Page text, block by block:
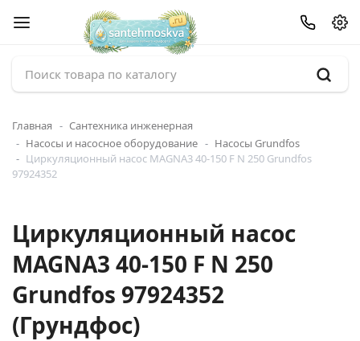
Главная
Сантехника инженерная
Насосы и насосное оборудование
Насосы Grundfos
Циркуляционный насос MAGNA3 40-150 F N 250 Grundfos
97924352
Циркуляционный насос
MAGNA3 40-150 F N 250
Grundfos 97924352
(Грундфос)